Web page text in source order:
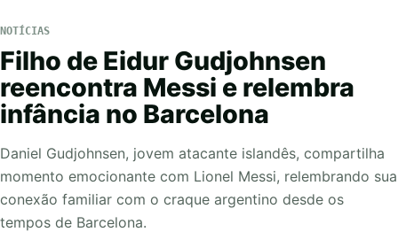
NOTÍCIAS
Filho de Eidur Gudjohnsen
reencontra Messi e relembra
infância no Barcelona
Daniel Gudjohnsen, jovem atacante islandês, compartilha
momento emocionante com Lionel Messi, relembrando sua
conexão familiar com o craque argentino desde os
tempos de Barcelona.